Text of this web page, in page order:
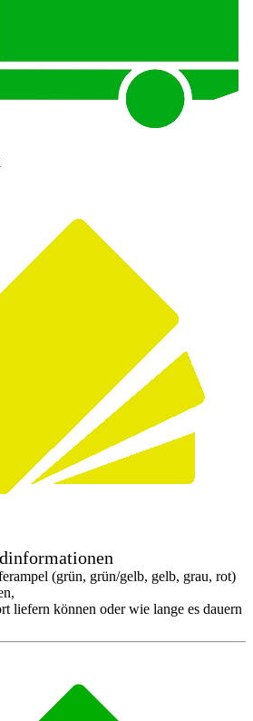
(grün, grün/gelb, gelb, grau, rot)
liefern können oder wie lange es dauern